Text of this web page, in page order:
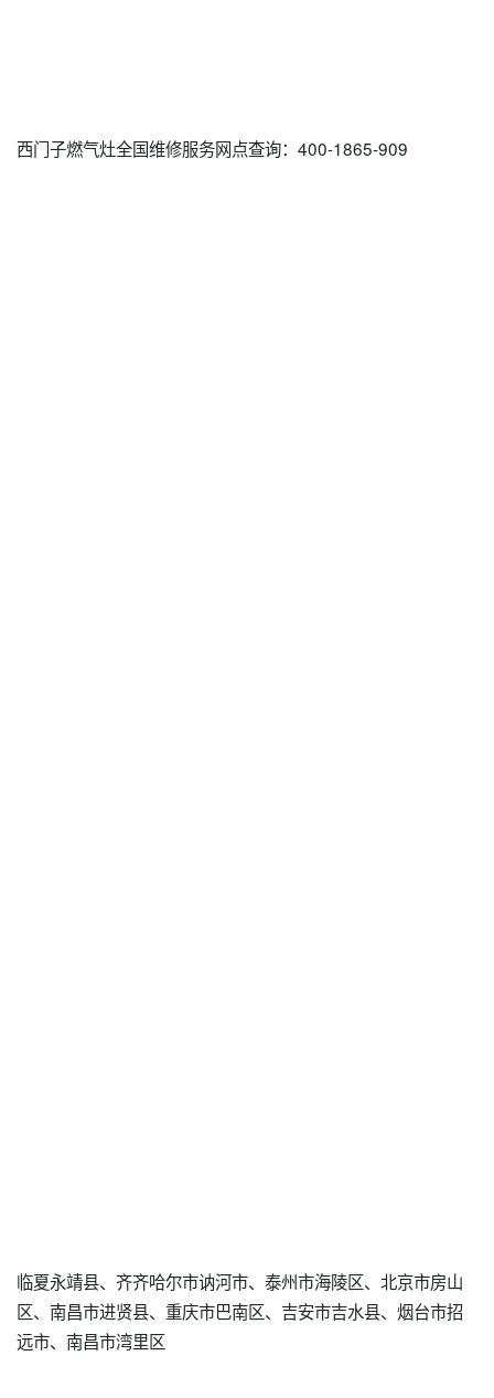
西门子燃气灶全国维修服务网点查询：400-1865-909
临夏永靖县、齐齐哈尔市讷河市、泰州市海陵区、北京市房山
区、南昌市进贤县、重庆市巴南区、吉安市吉水县、烟台市招
远市、南昌市湾里区